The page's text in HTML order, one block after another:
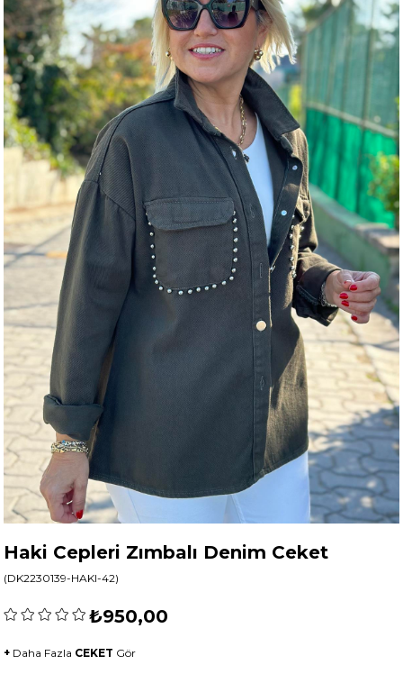
Haki Cepleri Zımbalı Denim Ceket
(DK2230139-HAKI-42)
₺950,00
+ Daha Fazla CEKET Gör